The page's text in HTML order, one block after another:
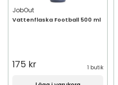
JobOut
Vattenflaska Football 500 ml
175 kr 1 butik